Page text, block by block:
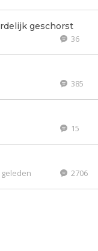
geschorst
36
385
15
geleden 2706